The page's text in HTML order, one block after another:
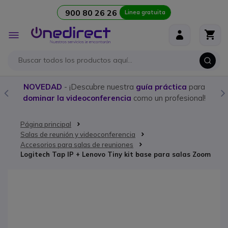
900 80 26 26 Linea gratuita
Toggle
Nav
NOVEDAD - ¡Descubre nuestra guía práctica para
dominar la videoconferencia como un profesional!
Página principal
Salas de reunión y videoconferencia
Accesorios para salas de reuniones
Logitech Tap IP + Lenovo Tiny kit base para salas Zoom